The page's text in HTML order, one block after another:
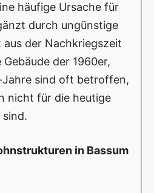
häufige Ursache für
durch ungünstige
der Nachkriegszeit
der 1960er,
Jahre sind oft betroffen,
nicht für die heutige
in Bassum